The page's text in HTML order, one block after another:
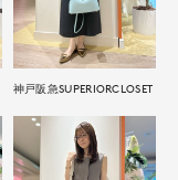
神戸阪急SUPERIORCLOSET